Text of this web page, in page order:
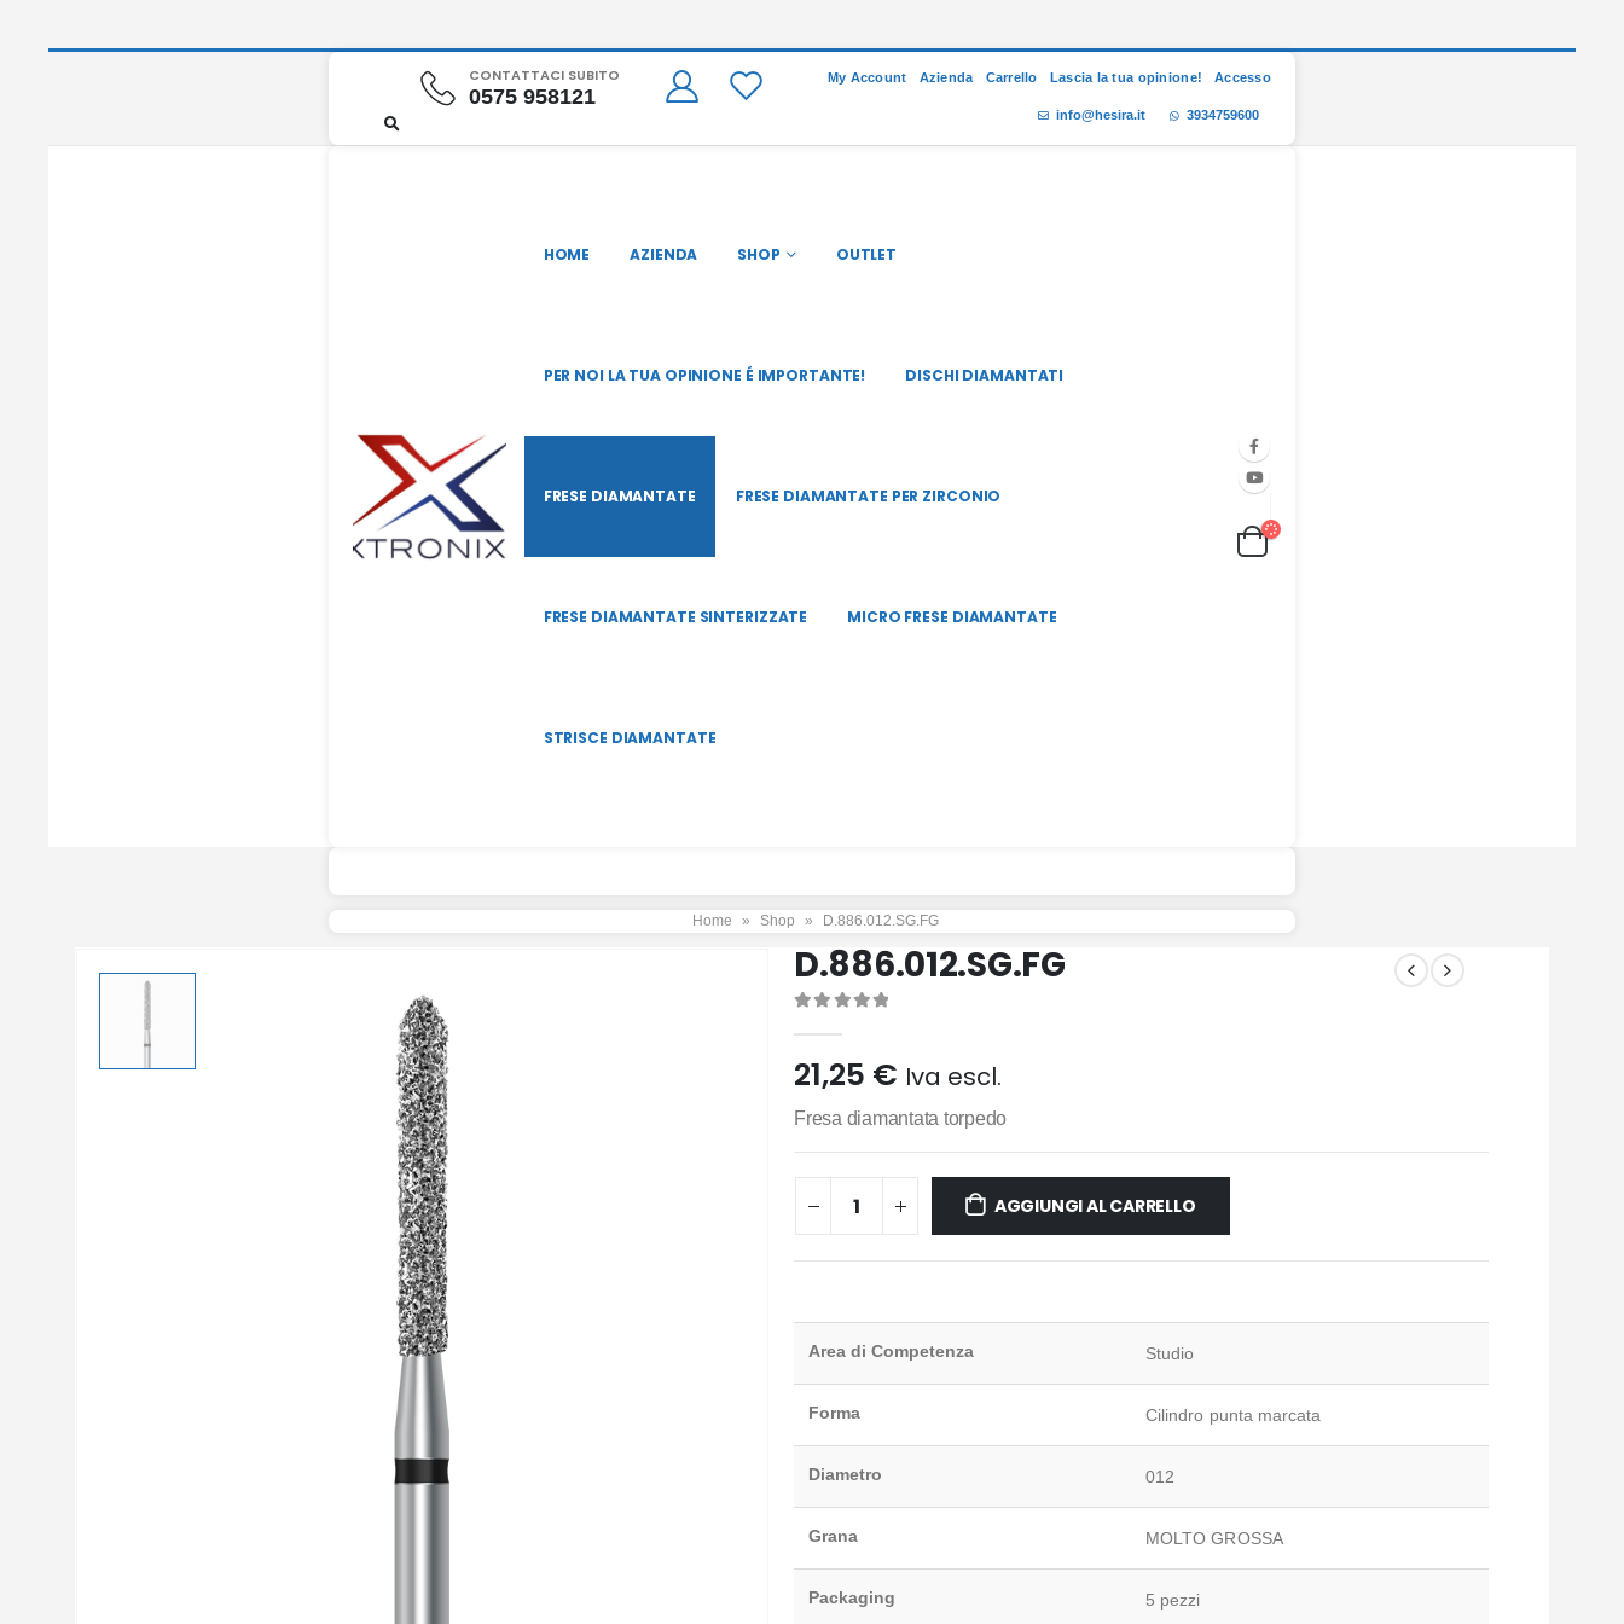
CONTATTACI SUBITO
0575 958121
My Account Azienda Carrello Lascia la tua opinione! Accesso
info@hesira.it 3934759600
HOME AZIENDA SHOP OUTLET
PER NOI LA TUA OPINIONE É IMPORTANTE! DISCHI DIAMANTATI
FRESE DIAMANTATE FRESE DIAMANTATE PER ZIRCONIO
FRESE DIAMANTATE SINTERIZZATE MICRO FRESE DIAMANTATE
STRISCE DIAMANTATE
Home » Shop » D.886.012.SG.FG
D.886.012.SG.FG
21,25 € Iva escl.
Fresa diamantata torpedo
AGGIUNGI AL CARRELLO
Area di Competenza Studio
Forma Cilindro punta marcata
Diametro 012
Grana MOLTO GROSSA
Packaging 5 pezzi